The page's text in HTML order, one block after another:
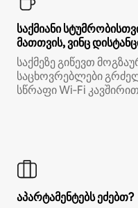
საქმიანი
მათთვის, ვინც
საქმეზე გიწევთ
საცხოვრებლები
სწრაფი Wi‑Fi
აპარტამენტებს ეძებთ?